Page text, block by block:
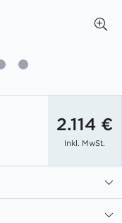
2.114 €
Inkl. MwSt.